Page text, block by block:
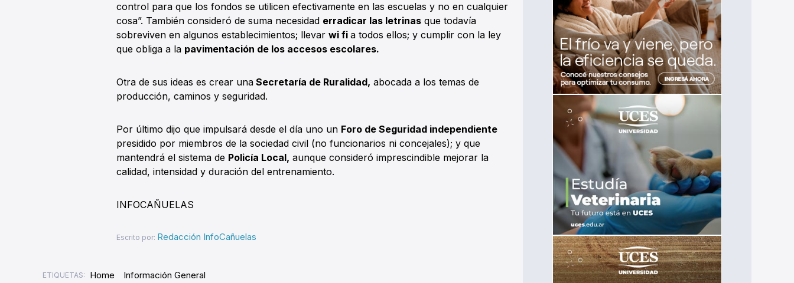
control para que los fondos se utilicen efectivamente en las escuelas y no en cualquier
cosa”. También consideró de suma necesidad erradicar las letrinas que todavía
sobreviven en algunos establecimientos; llevar wi fi a todos ellos; y cumplir con la ley
que obliga a la pavimentación de los accesos escolares.
Otra de sus ideas es crear una Secretaría de Ruralidad, abocada a los temas de
producción, caminos y seguridad.
Por último dijo que impulsará desde el día uno un Foro de Seguridad independiente
presidido por miembros de la sociedad civil (no funcionarios ni concejales); y que
mantendrá el sistema de Policía Local, aunque consideró imprescindible mejorar la
calidad, intensidad y duración del entrenamiento.
INFOCAÑUELAS
Escrito por: Redacción InfoCañuelas
ETIQUETAS: Home Información General